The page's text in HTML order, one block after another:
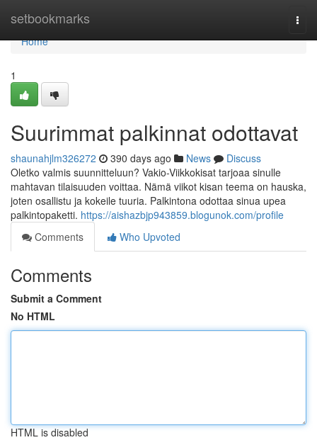
setbookmarks
Home
Home
1
Suurimmat palkinnat odottavat
shaunahjlm326272 390 days ago News
Discuss
Oletko valmis suunnitteluun? Vakio-Viikkokisat tarjoaa sinulle
mahtavan tilaisuuden voittaa. Nämä viikot kisan teema on hauska,
joten osallistu ja kokeile tuuria. Palkintona odottaa sinua upea
palkintopaketti. https://aishazbjp943859.blogunok.com/profile
Comments
Who Upvoted
Comments
Submit a Comment
No HTML
HTML is disabled